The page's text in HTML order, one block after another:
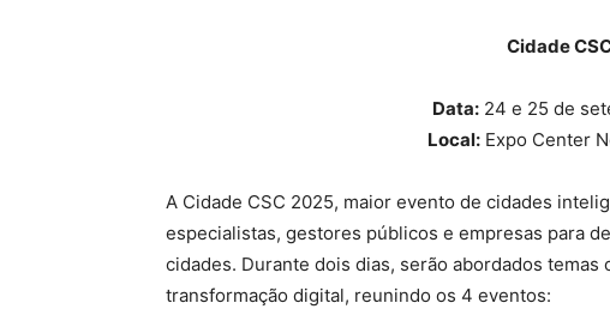
Cidade
Data:24 e 25 de
Local: Expo Center
A Cidade CSC 2025, maior evento de cidades
especialistas, gestores públicos e empresas para
cidades. Durante dois dias, serão abordados
transformação digital, reunindo os 4 eventos: